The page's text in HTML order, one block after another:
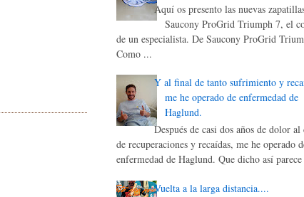
Aquí os presento las nuevas
Saucony ProGrid Triumph 7, el
de un especialista. De Saucony ProGrid
Como ...
Y al final de tanto sufrimiento y
me he operado de enfermedad de
Haglund.
Después de casi dos años de dolor
de recuperaciones y recaídas, me he operado
enfermedad de Haglund. Que dicho así
Vuelta a la larga distancia....